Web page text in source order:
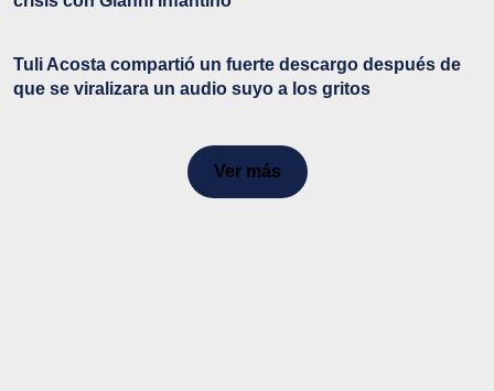
Tuli Acosta compartió un fuerte descargo después de
que se viralizara un audio suyo a los gritos
Ver más